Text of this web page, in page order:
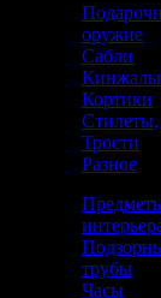
оружие
Сабли
Кинжалы
Кортики
Стилеты,
Трости
Разное
трубы
Часы